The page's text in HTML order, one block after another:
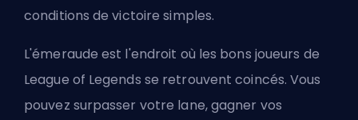
conditions de victoire simples.
L'émeraude est l'endroit où les bons joueurs de
League of Legends se retrouvent coincés. Vous
pouvez surpasser votre lane, gagner vos